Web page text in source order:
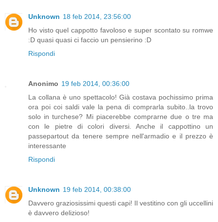
Unknown 18 feb 2014, 23:56:00
Ho visto quel cappotto favoloso e super scontato su romwe
:D quasi quasi ci faccio un pensierino :D
Rispondi
Anonimo 19 feb 2014, 00:36:00
La collana è uno spettacolo! Già costava pochissimo prima
ora poi coi saldi vale la pena di comprarla subito..la trovo
solo in turchese? Mi piacerebbe comprarne due o tre ma
con le pietre di colori diversi. Anche il cappottino un
passepartout da tenere sempre nell'armadio e il prezzo è
interessante
Rispondi
Unknown 19 feb 2014, 00:38:00
Davvero graziosissimi questi capi! Il vestitino con gli uccellini
è davvero delizioso!